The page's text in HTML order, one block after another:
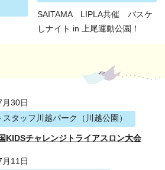
SAITAMA LIPLA共催 バスケ
しナイト in 上尾運動公園！
月30日
スタッフ川越パーク（川越公園）
KIDSチャレンジトライアスロン大会
月11日